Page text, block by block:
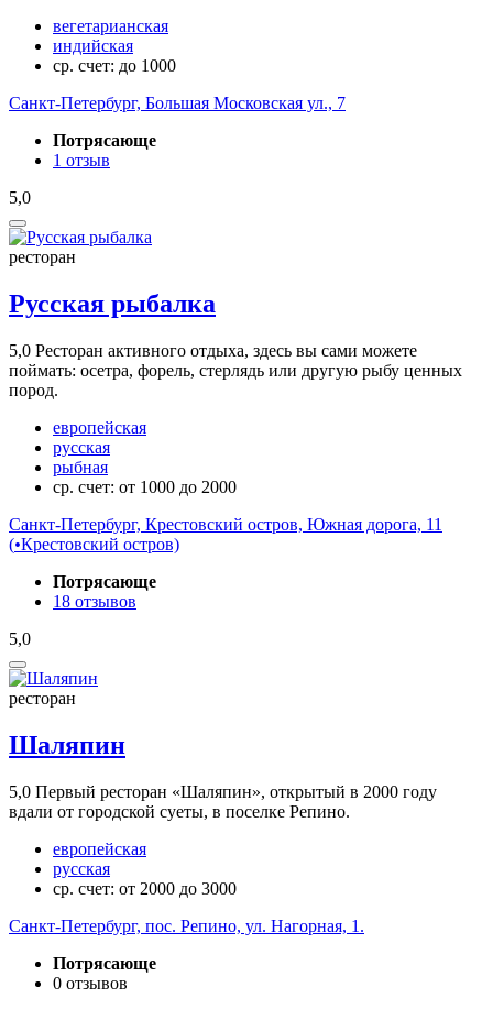
вегетарианская
индийская
ср. счет: до 1000
Санкт-Петербург, Большая Московская ул., 7
Потрясающе
1 отзыв
5,0
ресторан
Русская рыбалка
5,0 Ресторан активного отдыха, здесь вы сами можете
поймать: осетра, форель, стерлядь или другую рыбу ценных
пород.
европейская
русская
рыбная
ср. счет: от 1000 до 2000
Санкт-Петербург, Крестовский остров, Южная дорога, 11
(•Крестовский остров)
Потрясающе
18 отзывов
5,0
ресторан
Шаляпин
5,0 Первый ресторан «Шаляпин», открытый в 2000 году
вдали от городской суеты, в поселке Репино.
европейская
русская
ср. счет: от 2000 до 3000
Санкт-Петербург, пос. Репино, ул. Нагорная, 1.
Потрясающе
0 отзывов